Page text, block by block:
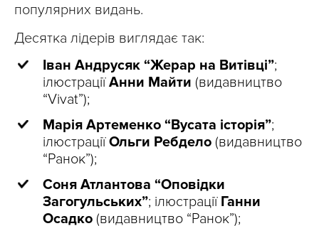
популярних видань.
Десятка лідерів виглядає так:
Іван Андрусяк “Жерар на Витівці”;
ілюстраціїАнни Майти (видавництво
“Vivat”);
Марія Артеменко “Вусата історія”;
ілюстраціїОльги Ребдело (видавництво
“Ранок”);
Соня Атлантова “Оповідки
Загогульських”; ілюстрації Ганни
Осадко (видавництво “Ранок”);